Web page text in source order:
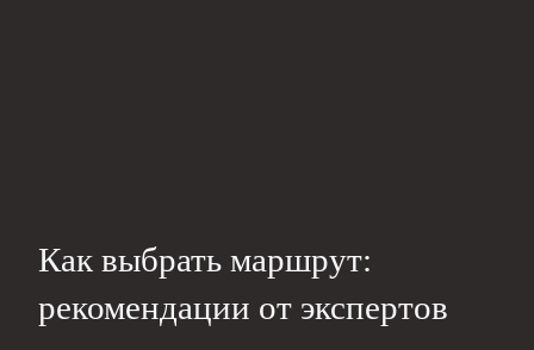
Как выбрать маршрут:
рекомендации от экспертов